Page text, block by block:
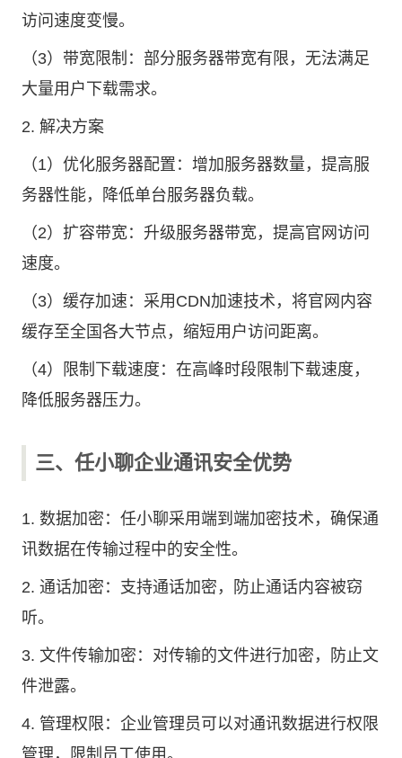
访问速度变慢。
（3）带宽限制：部分服务器带宽有限，无法满足
大量用户下载需求。
2. 解决方案
（1）优化服务器配置：增加服务器数量，提高服
务器性能，降低单台服务器负载。
（2）扩容带宽：升级服务器带宽，提高官网访问
速度。
（3）缓存加速：采用CDN加速技术，将官网内容
缓存至全国各大节点，缩短用户访问距离。
（4）限制下载速度：在高峰时段限制下载速度，
降低服务器压力。
三、任小聊企业通讯安全优势
1. 数据加密：任小聊采用端到端加密技术，确保通
讯数据在传输过程中的安全性。
2. 通话加密：支持通话加密，防止通话内容被窃
听。
3. 文件传输加密：对传输的文件进行加密，防止文
件泄露。
4. 管理权限：企业管理员可以对通讯数据进行权限
管理，限制员工使用。